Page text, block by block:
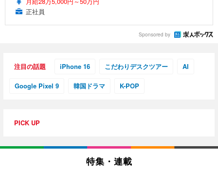
正社員
Sponsored by
注目の話題 iPhone 16 こだわりデスクツアー AI
Google Pixel 9 韓国ドラマ K-POP
PICK UP
特集・連載